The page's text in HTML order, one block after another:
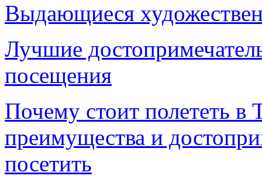
Выдающиеся
Лучшие
посещения
Почему стоит полететь в
преимущества и
посетить